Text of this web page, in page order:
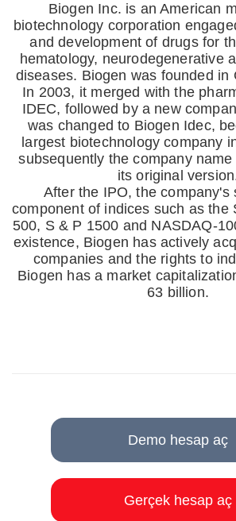
Biogen Inc. is an American
biotechnology corporation
and development of drugs for
hematology, neurodegenerative
diseases. Biogen was founded in
In 2003, it merged with the
IDEC, followed by a new
was changed to Biogen Idec,
largest biotechnology company
subsequently the company
its original
After the IPO, the company's
component of indices such as the
500, S & P 1500 and NASDAQ-
existence, Biogen has actively
companies and the rights to
Biogen has a market
63 billion.
Demo hesap aç
Gerçek hesap aç